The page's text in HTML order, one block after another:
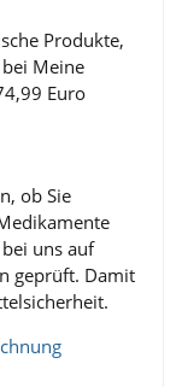
Produkte,
Meine
Euro
ob Sie
uns auf
geprüft. Damit